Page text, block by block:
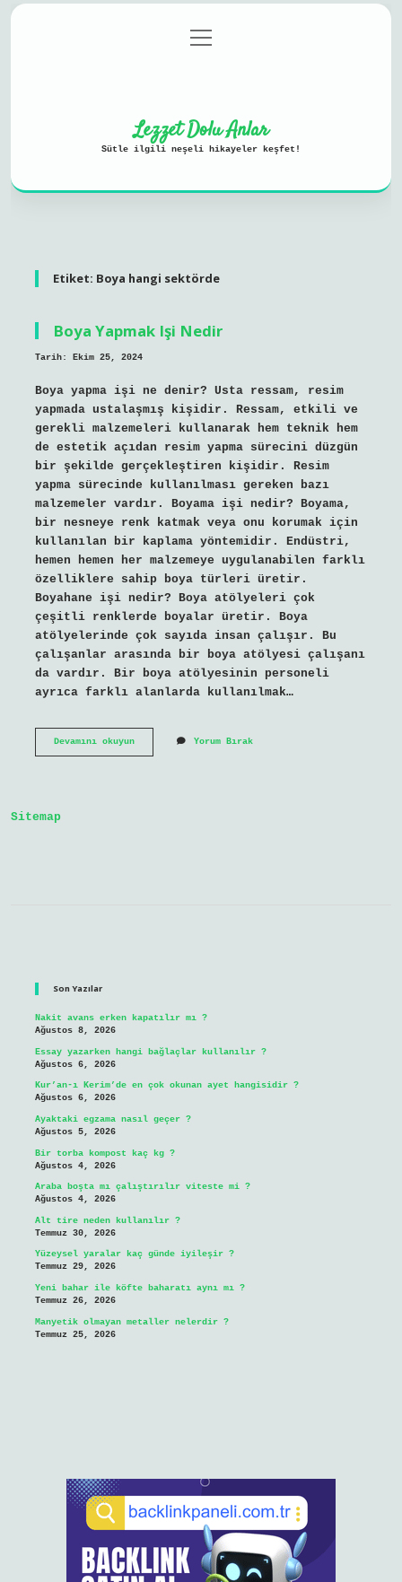
Gizlilik Politikası
menüyü
aç
Lezzet Dolu Anlar
Sütle ilgili neşeli hikayeler keşfet!
Etiket: Boya hangi sektörde
Boya Yapmak Işi Nedir
Tarih: Ekim 25, 2024
Boya yapma işi ne denir? Usta ressam, resim
yapmada ustalaşmış kişidir. Ressam, etkili ve
gerekli malzemeleri kullanarak hem teknik hem
de estetik açıdan resim yapma sürecini düzgün
bir şekilde gerçekleştiren kişidir. Resim
yapma sürecinde kullanılması gereken bazı
malzemeler vardır. Boyama işi nedir? Boyama,
bir nesneye renk katmak veya onu korumak için
kullanılan bir kaplama yöntemidir. Endüstri,
hemen hemen her malzemeye uygulanabilen farklı
özelliklere sahip boya türleri üretir.
Boyahane işi nedir? Boya atölyeleri çok
çeşitli renklerde boyalar üretir. Boya
atölyelerinde çok sayıda insan çalışır. Bu
çalışanlar arasında bir boya atölyesi çalışanı
da vardır. Bir boya atölyesinin personeli
ayrıca farklı alanlarda kullanılmak…
Devamını okuyunBoya
Yorum Bırak
Sitemap
Son Yazılar
Nakit avans erken kapatılır mı ?
Ağustos 8, 2026
Essay yazarken hangi bağlaçlar kullanılır ?
Ağustos 6, 2026
Kur’an-ı Kerim’de en çok okunan ayet hangisidir ?
Ağustos 6, 2026
Ayaktaki egzama nasıl geçer ?
Ağustos 5, 2026
Bir torba kompost kaç kg ?
Ağustos 4, 2026
Araba boşta mı çalıştırılır viteste mi ?
Ağustos 4, 2026
Alt tire neden kullanılır ?
Temmuz 30, 2026
Yüzeysel yaralar kaç günde iyileşir ?
Temmuz 29, 2026
Yeni bahar ile köfte baharatı aynı mı ?
Temmuz 26, 2026
Manyetik olmayan metaller nelerdir ?
Temmuz 25, 2026